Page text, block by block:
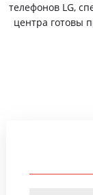
телефонов LG,
центра готовы